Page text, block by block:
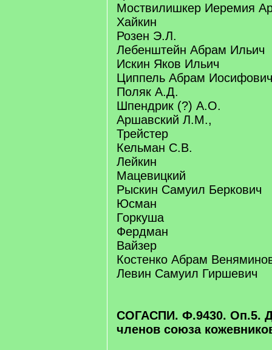
Моствилишкер Иеремия
Хайкин
Розен Э.Л.
Лебенштейн Абрам Ильич
Искин Яков Ильич
Циппель Абрам Иосифович
Поляк А.Д.
Шпендрик (?) А.О.
Аршавский Л.М.,
Трейстер
Кельман С.В.
Лейкин
Мацевицкий
Рыскин Самуил Беркович
Юсман
Горкуша
Фердман
Вайзер
Костенко Абрам
Левин Самуил Гиршевич
СОГАСПИ. Ф.9430. Оп.5.
членов союза